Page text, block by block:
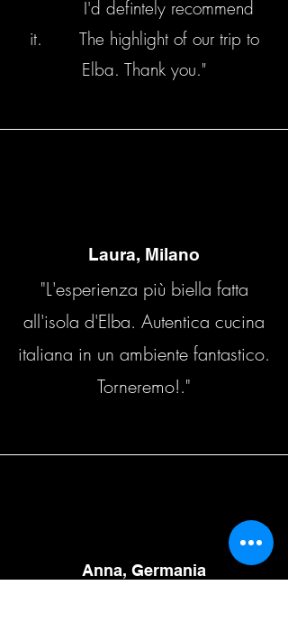
I'd defintely recommend
it. The highlight of our trip to
Elba. Thank you."
Laura, Milano
"L'esperienza più biella fatta
all'isola d'Elba. Autentica cucina
italiana in un ambiente fantastico.
Torneremo!."
Anna, Germania